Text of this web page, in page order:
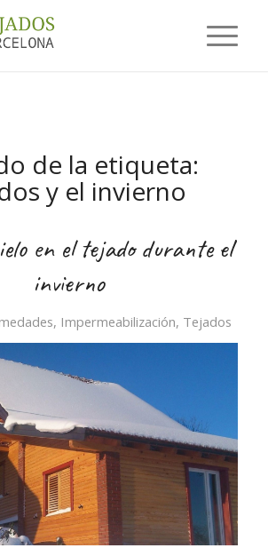
de la etiqueta:
y el invierno
en el tejado durante el
invierno
, Impermeabilización, Tejados